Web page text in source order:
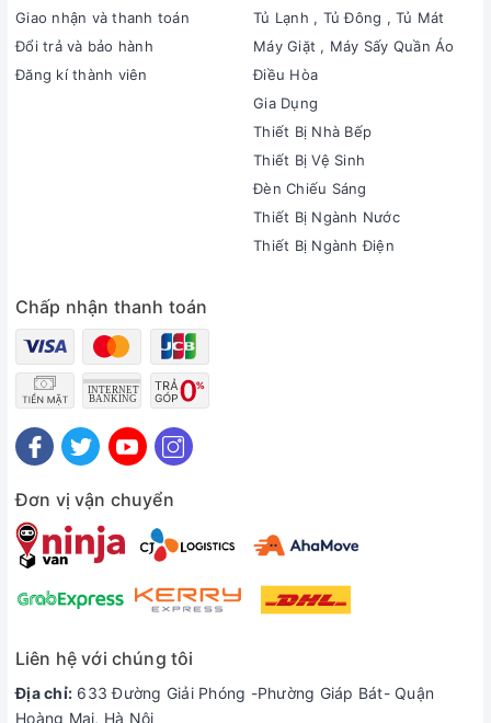
Giao nhận và thanh toán
Đổi trả và bảo hành
Đăng kí thành viên
Tủ Lạnh , Tủ Đông , Tủ Mát
Máy Giặt , Máy Sấy Quần Áo
Điều Hòa
Gia Dụng
Thiết Bị Nhà Bếp
Thiết Bị Vệ Sinh
Đèn Chiếu Sáng
Thiết Bị Ngành Nước
Thiết Bị Ngành Điện
Chấp nhận thanh toán
Đơn vị vận chuyển
Liên hệ với chúng tôi
Địa chỉ: 633 Đường Giải Phóng -Phường Giáp Bát- Quận
Hoàng Mai, Hà Nội